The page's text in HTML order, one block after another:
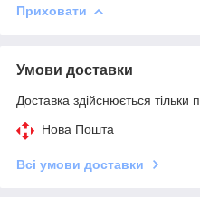
Приховати
Умови доставки
Доставка здійснюється тільки
Нова Пошта
Всі умови доставки